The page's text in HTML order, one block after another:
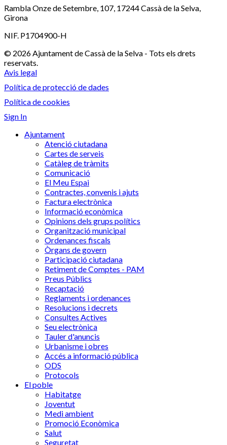
Rambla Onze de Setembre, 107, 17244 Cassà de la Selva,
Girona
NIF. P1704900-H
© 2026 Ajuntament de Cassà de la Selva - Tots els drets
reservats.
Avis legal
Política de protecció de dades
Política de cookies
Sign In
Ajuntament
Atenció ciutadana
Cartes de serveis
Catàleg de tràmits
Comunicació
El Meu Espai
Contractes, convenis i ajuts
Factura electrònica
Informació econòmica
Opinions dels grups polítics
Organització municipal
Ordenances fiscals
Òrgans de govern
Participació ciutadana
Retiment de Comptes - PAM
Preus Públics
Recaptació
Reglaments i ordenances
Resolucions i decrets
Consultes Actives
Seu electrònica
Tauler d'anuncis
Urbanisme i obres
Accés a informació pública
ODS
Protocols
El poble
Habitatge
Joventut
Medi ambient
Promoció Econòmica
Salut
Seguretat